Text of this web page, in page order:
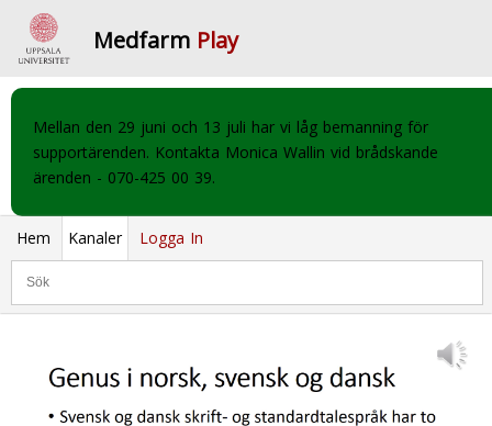
Medfarm Play
Mellan den 29 juni och 13 juli har vi låg bemanning för
supportärenden. Kontakta Monica Wallin vid brådskande
ärenden - 070-425 00 39.
Hem Kanaler Logga In